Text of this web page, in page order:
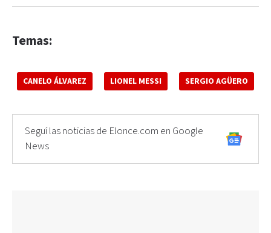
Temas:
CANELO ÁLVAREZ LIONEL MESSI SERGIO AGÜERO
Seguí las noticias de Elonce.com en Google
News